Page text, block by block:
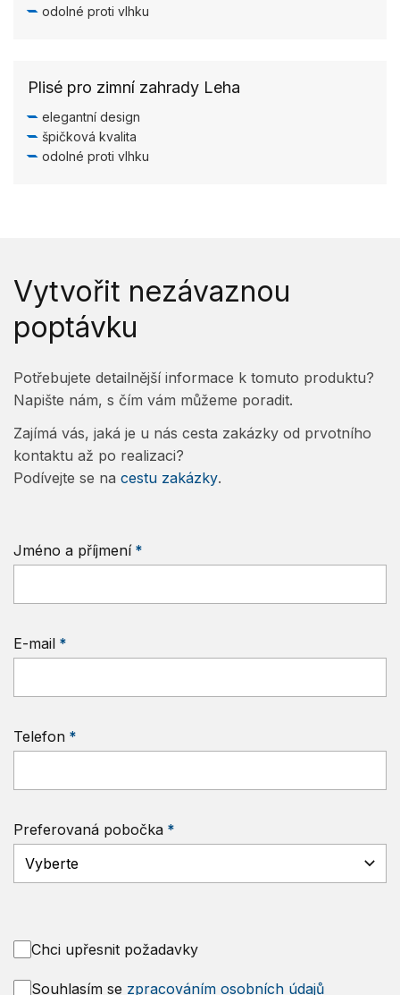
odolné proti vlhku
Plisé pro zimní zahrady Leha
elegantní design
špičková kvalita
odolné proti vlhku
Vytvořit nezávaznou
poptávku
Potřebujete detailnější informace k tomuto produktu?
Napište nám, s čím vám můžeme poradit.
Zajímá vás, jaká je u nás cesta zakázky od prvotního
kontaktu až po realizaci?
Podívejte se na cestu zakázky.
Jméno a příjmení
E-mail
Telefon
Preferovaná pobočka
Chci upřesnit požadavky
Souhlasím se zpracováním osobních údajů